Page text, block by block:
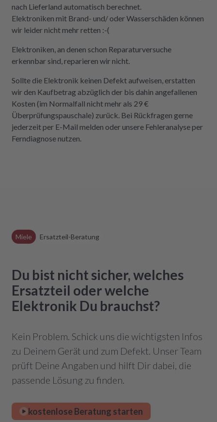
nach Lieferland automatisch berechnet.
Elektroniken mit Brand- und/ oder Wasserschäden können
wir leider nicht mehr retten :-(
Elektroniken, an denen schon Reparaturversuche
erkennbar sind, reparieren wir nicht.
Sollte die Elektronik keinen Defekt aufweisen, erstatten
wir den Kaufbetrag abzüglich der bis dahin angefallenen
Kosten (im Normalfall nicht mehr als 29 €
Überprüfungspauschale) zurück. Bei Rückfragen gerne
jederzeit per E-Mail melden oder unsere Fehleranalyse per
Ferndiagnose nutzen.
Miele Ersatzteil-Beratung
Du bist nicht sicher, welches
Ersatzteil oder welche
Elektronik Du brauchst?
Kein Problem. Schick uns die wichtigsten Infos
zu Deinem Gerät und zum Defekt. Unser Team
prüft Deine Angaben und hilft Dir dabei, die
passende Lösung zu finden.
kostenlose Beratung starten